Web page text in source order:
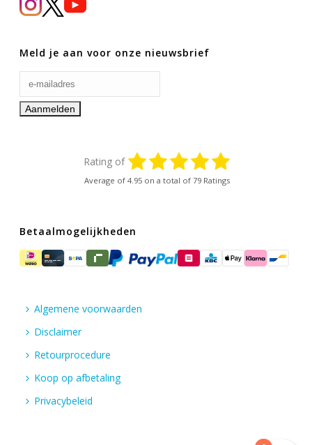
Meld je aan voor onze nieuwsbrief
Rating of
Average of 4.95 on a total of 79 Ratings
Betaalmogelijkheden
Algemene voorwaarden
Disclaimer
Retourprocedure
Koop op afbetaling
Privacybeleid